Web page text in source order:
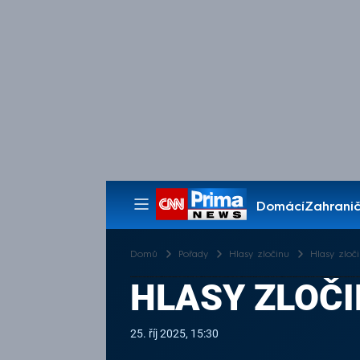
Domácí
Pořady
Domů Pořady Hlasy zločinu Hlasy
HLASY
25. říj 2025, 15:30